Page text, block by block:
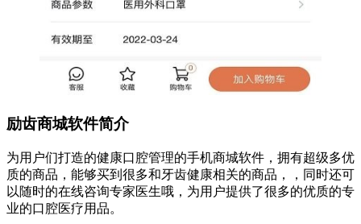
励齿商城软件简介
为用户们打造的健康口腔管理的手机商城软件，拥有超级多优
质的商品，能够买到很多和牙齿健康相关的商品，，同时还可
以随时的在线咨询专家医生哦，为用户提供了很多的优质的专
业的口腔医疗用品。